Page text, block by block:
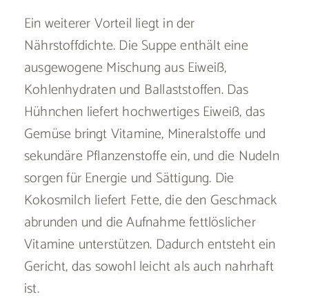
Ein weiterer Vorteil liegt in der
Nährstoffdichte. Die Suppe enthält eine
ausgewogene Mischung aus Eiweiß,
Kohlenhydraten und Ballaststoffen. Das
Hühnchen liefert hochwertiges Eiweiß, das
Gemüse bringt Vitamine, Mineralstoffe und
sekundäre Pflanzenstoffe ein, und die Nudeln
sorgen für Energie und Sättigung. Die
Kokosmilch liefert Fette, die den Geschmack
abrunden und die Aufnahme fettlöslicher
Vitamine unterstützen. Dadurch entsteht ein
Gericht, das sowohl leicht als auch nahrhaft
ist.